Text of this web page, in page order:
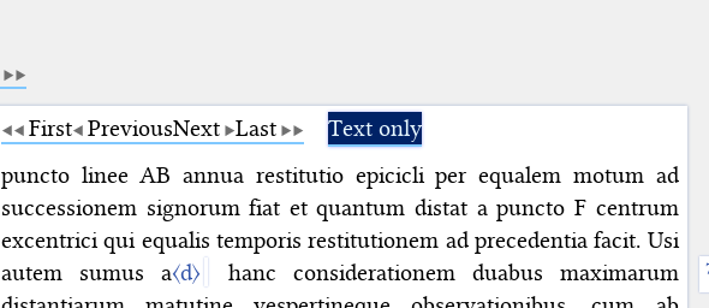
First PreviousNext Last
Text only
puncto linee AB annua restitutio epicicli per equalem motum ad
successionem signorum fiat et quantum distat a puncto F centrum
excentrici qui equalis temporis restitutionem ad precedentia facit. Usi
autem sumus a〈d〉
hanc considerationem duabus maximarum